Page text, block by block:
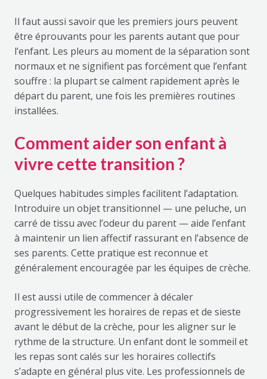
Il faut aussi savoir que les premiers jours peuvent
être éprouvants pour les parents autant que pour
l’enfant. Les pleurs au moment de la séparation sont
normaux et ne signifient pas forcément que l’enfant
souffre : la plupart se calment rapidement après le
départ du parent, une fois les premières routines
installées.
Comment aider son enfant à
vivre cette transition ?
Quelques habitudes simples facilitent l’adaptation.
Introduire un objet transitionnel — une peluche, un
carré de tissu avec l’odeur du parent — aide l’enfant
à maintenir un lien affectif rassurant en l’absence de
ses parents. Cette pratique est reconnue et
généralement encouragée par les équipes de crèche.
Il est aussi utile de commencer à décaler
progressivement les horaires de repas et de sieste
avant le début de la crèche, pour les aligner sur le
rythme de la structure. Un enfant dont le sommeil et
les repas sont calés sur les horaires collectifs
s’adapte en général plus vite. Les professionnels de